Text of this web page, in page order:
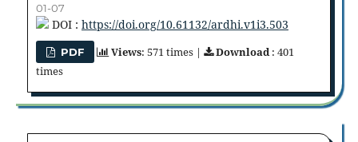
01-07
DOI : https://doi.org/10.61132/ardhi.v1i3.503
PDF Views: 571 times | Download: 401
times